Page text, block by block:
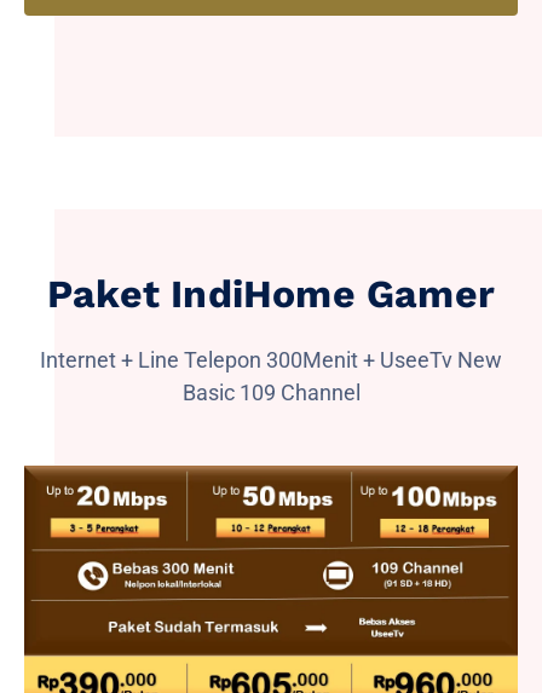
Paket IndiHome Gamer
Internet + Line Telepon 300Menit + UseeTv New
Basic 109 Channel